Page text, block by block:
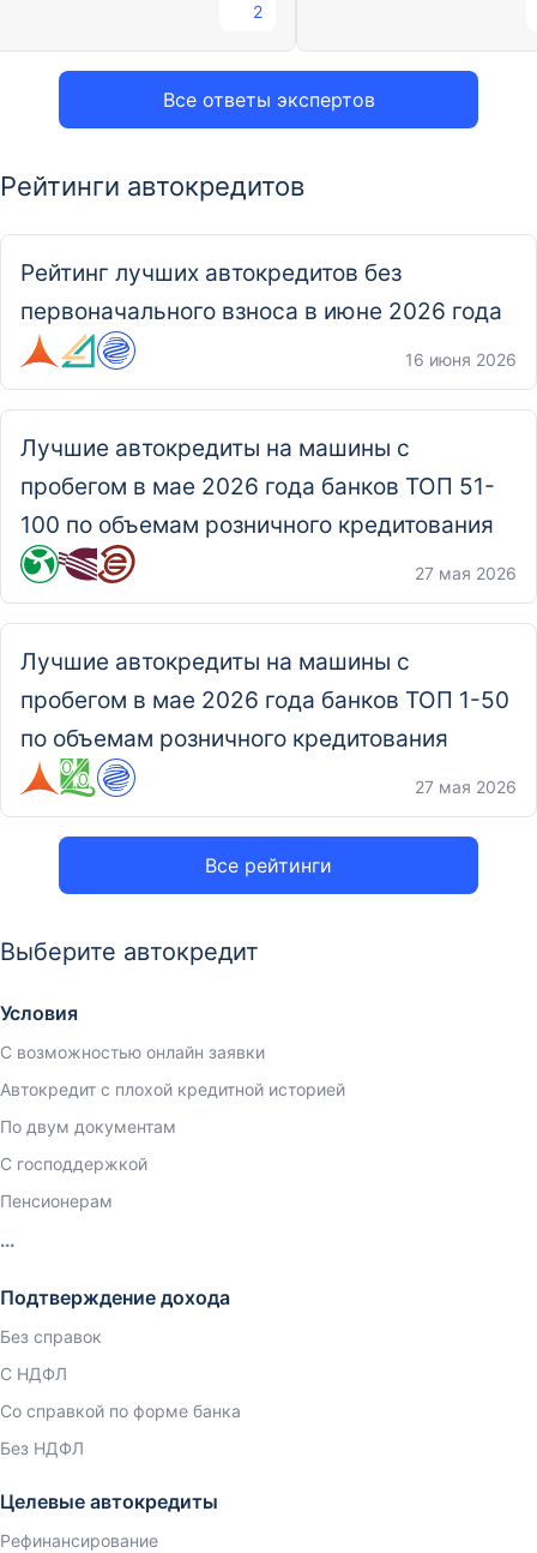
Все ответы экспертов
2
Рейтинги автокредитов
Все рейтинги
Рейтинг лучших автокредитов без
первоначального взноса в июне 2026 года
16 июня 2026
Лучшие автокредиты на машины с
пробегом в мае 2026 года банков ТОП 51-
100 по объемам розничного кредитования
27 мая 2026
Лучшие автокредиты на машины с
пробегом в мае 2026 года банков ТОП 1-50
по объемам розничного кредитования
27 мая 2026
Выберите автокредит
Условия
С возможностью онлайн заявки
Автокредит с плохой кредитной историей
По двум документам
С господдержкой
Пенсионерам
Подтверждение дохода
Без справок
С НДФЛ
Со справкой по форме банка
Без НДФЛ
Целевые автокредиты
Рефинансирование